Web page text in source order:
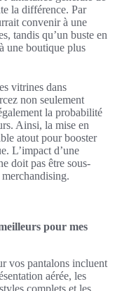
la différence. Par
convenir à une
tandis qu’un buste en
une boutique plus
vitrines dans
non seulement
la probabilité
Ainsi, la mise en
atout pour booster
L’impact d’une
doit pas être sous-
pour mes
vos pantalons incluent
aérée, les
complets et les